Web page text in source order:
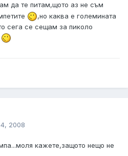
да те питам,щото аз не съм
,но каква е големината
сега се сещам за пиколо
2008
кажете,защото нещо не